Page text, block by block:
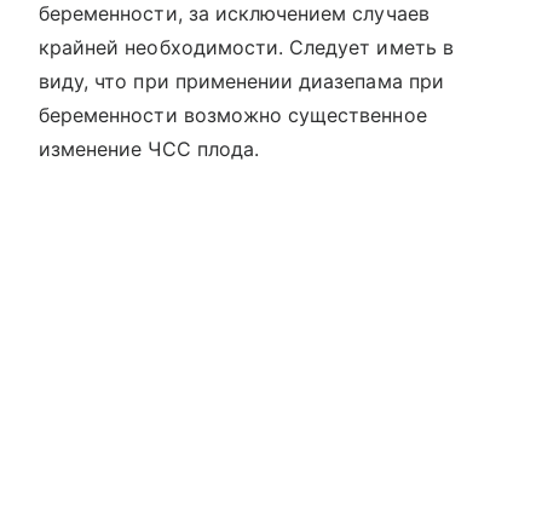
беременности, за исключением случаев
крайней необходимости. Следует иметь в
виду, что при применении диазепама при
беременности возможно существенное
изменение ЧСС плода.